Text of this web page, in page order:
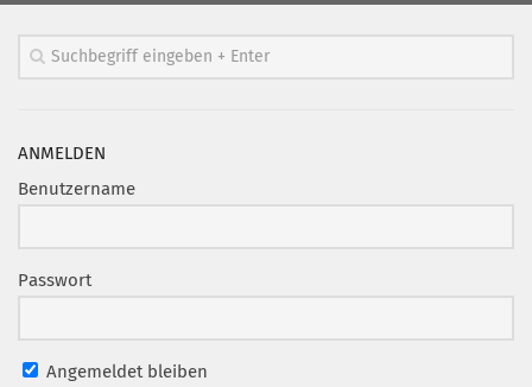
Bundesverband Marketing Clubs
CLUB-KOMMUNIKATION
MCM Club TV
ANMELDEN
Benutzername
Passwort
Angemeldet bleiben